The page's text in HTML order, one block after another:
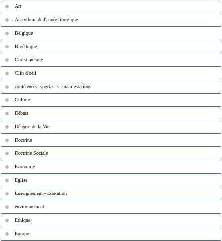
Art
Au rythme de l'année liturgique
Belgique
Bioéthique
Christianisme
Clin d'oeil
conférences, spectacles, manifestations
Culture
Débats
Défense de la Vie
Doctrine
Doctrine Sociale
Economie
Eglise
Enseignement - Education
environnement
Ethique
Europe